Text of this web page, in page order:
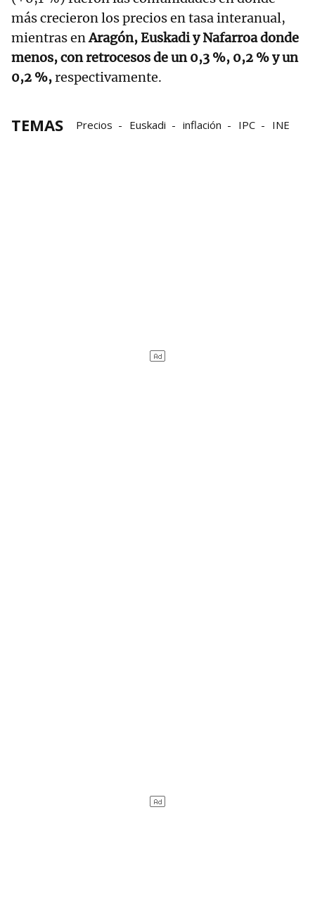
más crecieron los precios en tasa interanual,
mientras enAragón, Euskadi y Nafarroa donde
menos, con retrocesos de un 0,3 %, 0,2 % y un
0,2 %,respectivamente.
TEMAS Precios Euskadi inflación IPC INE